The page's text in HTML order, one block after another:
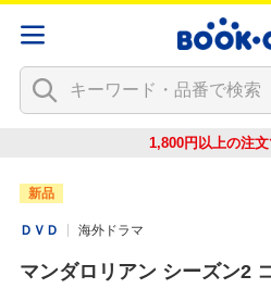
1,800円以上の注文
新品
ＤＶＤ 海外ドラマ
マンダロリアン シーズン2